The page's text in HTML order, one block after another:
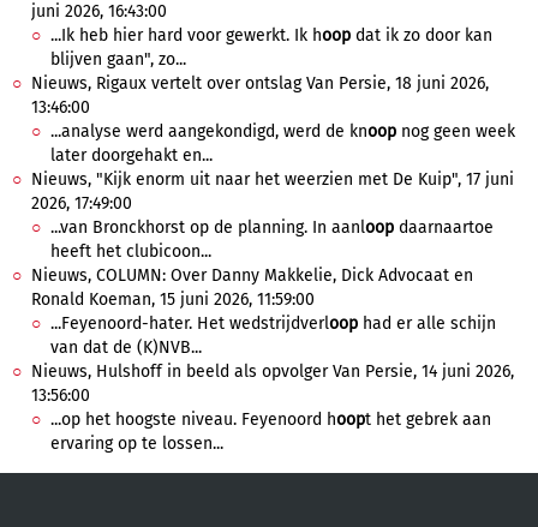
juni 2026, 16:43:00
...Ik heb hier hard voor gewerkt. Ik hoop dat ik zo door kan
blijven gaan", zo...
Nieuws, Rigaux vertelt over ontslag Van Persie, 18 juni 2026,
13:46:00
...analyse werd aangekondigd, werd de knoop nog geen week
later doorgehakt en...
Nieuws, "Kijk enorm uit naar het weerzien met De Kuip", 17 juni
2026, 17:49:00
...van Bronckhorst op de planning. In aanloop daarnaartoe
heeft het clubicoon...
Nieuws, COLUMN: Over Danny Makkelie, Dick Advocaat en
Ronald Koeman, 15 juni 2026, 11:59:00
...Feyenoord-hater. Het wedstrijdverloop had er alle schijn
van dat de (K)NVB...
Nieuws, Hulshoff in beeld als opvolger Van Persie, 14 juni 2026,
13:56:00
...op het hoogste niveau. Feyenoord hoopt het gebrek aan
ervaring op te lossen...